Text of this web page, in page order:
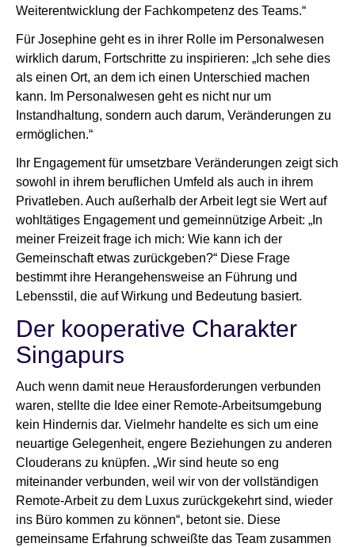
Weiterentwicklung der Fachkompetenz des Teams.“
Für Josephine geht es in ihrer Rolle im Personalwesen
wirklich darum, Fortschritte zu inspirieren: „Ich sehe dies
als einen Ort, an dem ich einen Unterschied machen
kann. Im Personalwesen geht es nicht nur um
Instandhaltung, sondern auch darum, Veränderungen zu
ermöglichen.“
Ihr Engagement für umsetzbare Veränderungen zeigt sich
sowohl in ihrem beruflichen Umfeld als auch in ihrem
Privatleben. Auch außerhalb der Arbeit legt sie Wert auf
wohltätiges Engagement und gemeinnützige Arbeit: „In
meiner Freizeit frage ich mich: Wie kann ich der
Gemeinschaft etwas zurückgeben?“ Diese Frage
bestimmt ihre Herangehensweise an Führung und
Lebensstil, die auf Wirkung und Bedeutung basiert.
Der kooperative Charakter
Singapurs
Auch wenn damit neue Herausforderungen verbunden
waren, stellte die Idee einer Remote-Arbeitsumgebung
kein Hindernis dar. Vielmehr handelte es sich um eine
neuartige Gelegenheit, engere Beziehungen zu anderen
Clouderans zu knüpfen. „Wir sind heute so eng
miteinander verbunden, weil wir von der vollständigen
Remote-Arbeit zu dem Luxus zurückgekehrt sind, wieder
ins Büro kommen zu können“, betont sie. Diese
gemeinsame Erfahrung schweißte das Team zusammen